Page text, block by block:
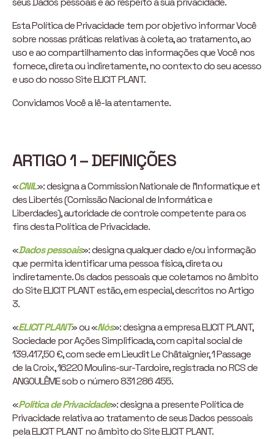
Esta Política de Privacidade tem por objetivo informar Você
sobre nossas práticas relativas à coleta, ao tratamento, ao
uso e ao compartilhamento das informações que Você nos
fornece, direta ou indiretamente, no contexto do seu acesso
e uso do nosso Site ELICIT PLANT.
Convidamos Você a lê-la atentamente.
ARTIGO 1 – DEFINIÇÕES
«CNIL»: designa a Commission Nationale de l’Informatique et
des Libertés (Comissão Nacional de Informática e
Liberdades), autoridade de controle competente para os
fins desta Política de Privacidade.
«Dados pessoais»: designa qualquer dado e/ou informação
que permita identificar uma pessoa física, direta ou
indiretamente. Os dados pessoais que coletamos no âmbito
do Site ELICIT PLANT estão, em especial, descritos no Artigo
3.
«ELICIT PLANT» ou «Nós»: designa a empresa ELICIT PLANT,
Sociedade por Ações Simplificada, com capital social de
139.417,50 €, com sede em Lieudit Le Châtaignier, 1 Passage
de la Croix, 16220 Moulins-sur-Tardoire, registrada no RCS de
ANGOULÊME sob o número 831 286 455.
«Política de Privacidade»: designa a presente Política de
Privacidade relativa ao tratamento de seus Dados pessoais
pela ELICIT PLANT no âmbito do Site ELICIT PLANT.